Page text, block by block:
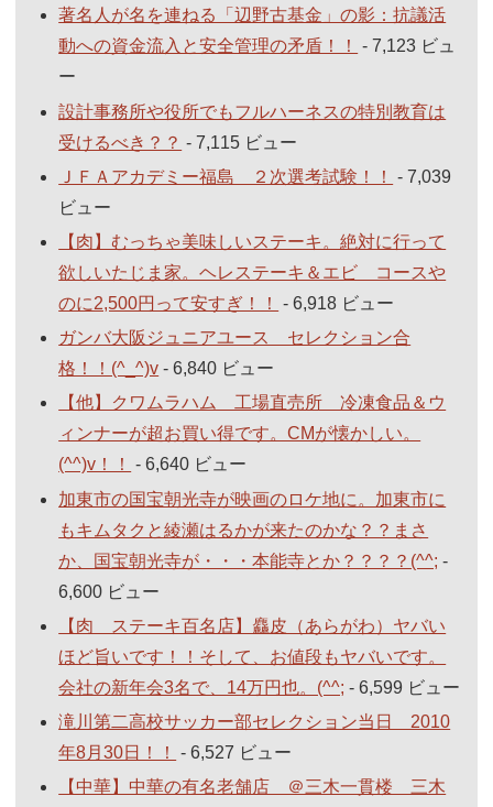
著名人が名を連ねる「辺野古基金」の影：抗議活
動への資金流入と安全管理の矛盾！！
- 7,123 ビュ
ー
設計事務所や役所でもフルハーネスの特別教育は
受けるべき？？ - 7,115 ビュー
ＪＦＡアカデミー福島 ２次選考試験！！
- 7,039
ビュー
【肉】むっちゃ美味しいステーキ。絶対に行って
欲しいたじま家。ヘレステーキ＆エビ コースや
のに2,500円って安すぎ！！
- 6,918 ビュー
ガンバ大阪ジュニアユース セレクション合
格！！(^_^)v - 6,840 ビュー
【他】クワムラハム 工場直売所 冷凍食品＆ウ
ィンナーが超お買い得です。CMが懐かしい。
(^^)v！！
- 6,640 ビュー
加東市の国宝朝光寺が映画のロケ地に。加東市に
もキムタクと綾瀬はるかが来たのかな？？まさ
か、国宝朝光寺が・・・本能寺とか？？？？(^^; -
6,600 ビュー
【肉 ステーキ百名店】麤皮（あらがわ）ヤバい
ほど旨いです！！そして、お値段もヤバいです。
会社の新年会3名で、14万円也。(^^; - 6,599 ビュー
滝川第二高校サッカー部セレクション当日 2010
年8月30日！！
- 6,527 ビュー
【中華】中華の有名老舗店 ＠三木一貫楼 三木